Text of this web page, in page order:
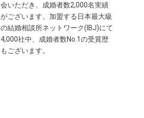
会いただき、成婚者数2,000名実績
がございます。加盟する日本最大級
の結婚相談所ネットワーク(IBJ)にて
4,000社中、成婚者数No.1の受賞歴
もございます。